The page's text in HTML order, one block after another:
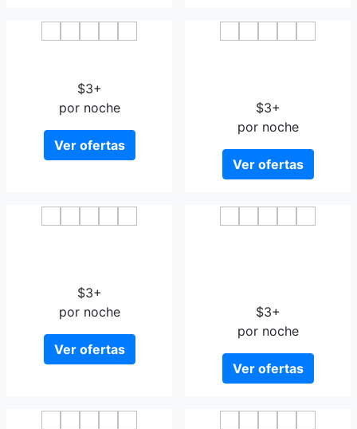
$3+
por noche
Ver ofertas
$3+
por noche
Ver ofertas
$3+
por noche
Ver ofertas
$3+
por noche
Ver ofertas